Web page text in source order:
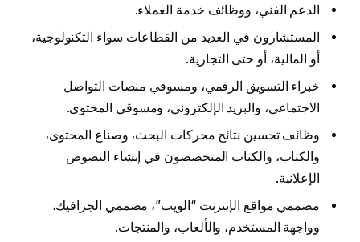
الدعم الفني، ووظائف خدمة العملاء.
المستشارون في العديد من القطاعات سواء التكنولوجية،
أو المالية، أو حتى التجارية.
خبراء التسويق الرقمي، ومسوقي منصات التواصل
الاجتماعي، والبريد الإلكتروني، ومسوقي المحتوى.
وظائف تحسين نتائج محركات البحث، وصناع المحتوى،
والكتاب، والكتاب المتخصصون في إنشاء النصوص
الإعلانية.
مصممي مواقع الإنترنت “الويب”، مصممي الجرافيك،
وواجهة المستخدم، والألعاب، والمنتجات.